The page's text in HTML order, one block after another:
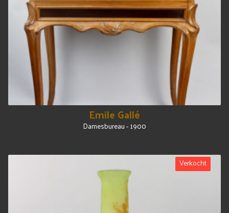
Emile Gallé
Damesbureau - 1900
Verkocht